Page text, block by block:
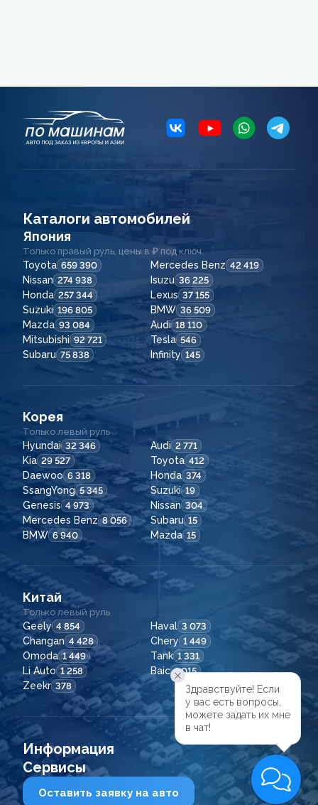
Каталоги автомобилей
Япония
Только правый руль, цены в ₽ под ключ.
Toyota 659 390 Mercedes Benz 42 419
Nissan 274 938 Isuzu 36 225
Honda 257 344 Lexus 37 155
Suzuki 196 805 BMW 36 509
Mazda 93 084 Audi 18 110
Mitsubishi 92 721 Tesla 546
Subaru 75 838 Infinity 145
Корея
Только левый руль
Hyundai 32 346 Audi 2 771
Kia 29 527 Toyota 412
Daewoo 6 318 Honda 374
SsangYong 5 345 Suzuki 19
Genesis 4 973 Nissan 304
Mercedes Benz 8 056 Subaru 15
BMW 6 940 Mazda 15
Китай
Только левый руль
Geely 4 854 Haval 3 073
Changan 4 428 Chery 1 449
Omoda 1 449 Tank 1 331
Li Auto 1 258 Baic 1 015
Zeekr 378
Информация
Сервисы
Оставить заявку на авто
Здравствуйте! Если
у вас есть вопросы,
можете задать их мне
в чат!